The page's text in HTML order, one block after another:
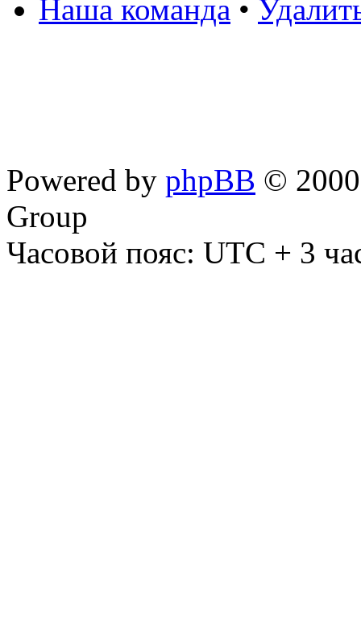
Наша команда •
Powered by phpBB ©
Group
Часовой пояс: UTC + 3